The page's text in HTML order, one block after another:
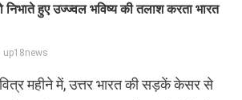
हुए उज्ज्वल भविष्य की तलाश करता भारत
up18news
महीने में, उत्तर भारत की सड़कें केसर से